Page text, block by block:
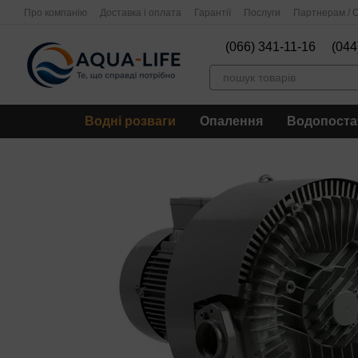
Перейти до основного контенту
Про компанію Доставка і оплата Гарантії Послуги Партнерам /
(066) 341-11-16
Водні розваги Опалення